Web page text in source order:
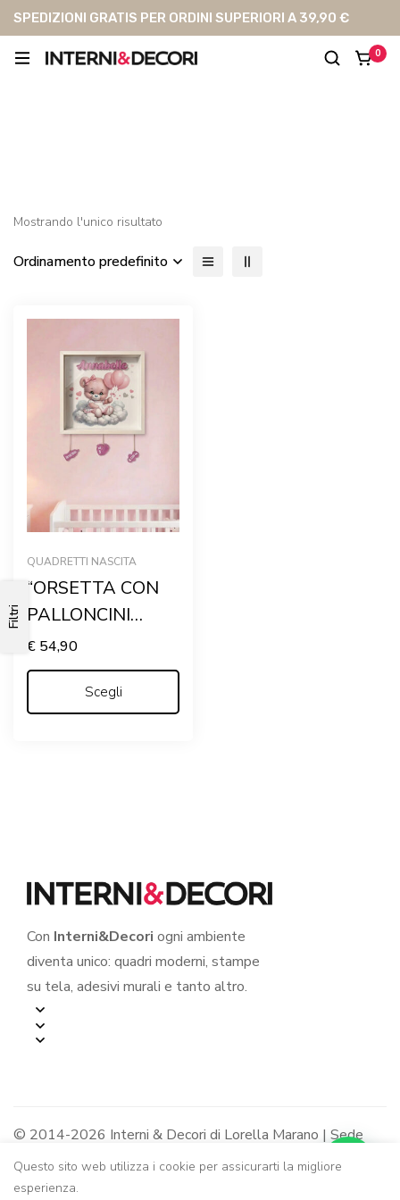
SPEDIZIONI GRATIS PER ORDINI SUPERIORI A 39,90 €
0
orsetta con palloncini
Filtri
Mostrando l'unico risultato
Ordinamento predefinito
QUADRETTI NASCITA
“ORSETTA CON
PALLONCINI
ROSA” –
Quadretto nascita
personalizzato con
nome
€ 54,90
Scegli
Con Interni&Decori ogni ambiente
diventa unico: quadri moderni, stampe
su tela, adesivi murali e tanto altro.
© 2014-2026 Interni & Decori di Lorella Marano | Sede
legale: Via R. Jemma 12/B - 84091 Battipaglia (SA) |
P.IVA: 05319240650 - R.E.A. SA-436963
Questo sito web utilizza i cookie per assicurarti la migliore
esperienza.